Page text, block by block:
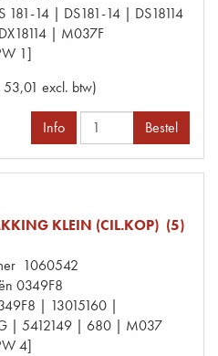
181-14 | DS181-14 | DS18114
| M037F
1]
53,01 excl. btw)
Info Bestel
KLEIN (CIL.KOP) (5)
1060542
0349F8
| 13015160 |
| 5412149 | 680 | M037
4]